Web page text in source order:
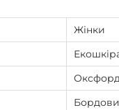
Жінки
Оксфорд